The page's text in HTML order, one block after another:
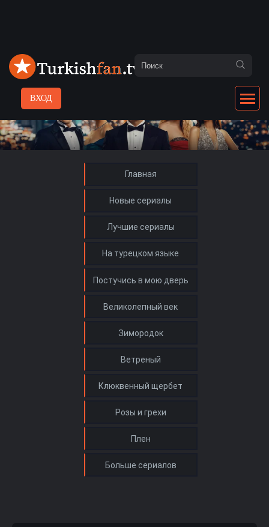
ВХОД
Главная
Новые сериалы
Лучшие сериалы
На турецком языке